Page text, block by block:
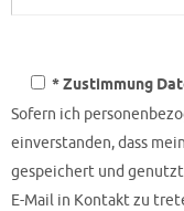
* Zustimmung
Sofern ich
einverstanden, dass
gespeichert und
E-Mail in Kontakt zu